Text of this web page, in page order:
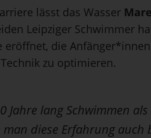
lässt das Wasser
Leipziger Schwimmer
eröffnet, die
zu optimieren.
Jahre lang Schwimmen
diese Erfahrung auch